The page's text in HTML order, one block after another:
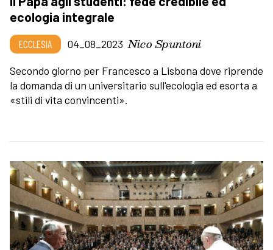
ecologia integrale
ECCLESIA 04_08_2023 Nico Spuntoni
Secondo giorno per Francesco a Lisbona dove riprende
la domanda di un universitario sull'ecologia ed esorta a
«stili di vita convincenti».